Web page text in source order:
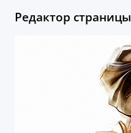
Редактор страницы